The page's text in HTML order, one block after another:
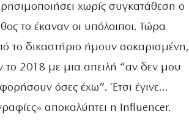
χωρίς συγκατάθεση ο
το έκαναν οι υπόλοιποι. Τώρα
το δικαστήριο ήμουν σοκαρισμένη,
το 2018 με μια απειλή “αν δεν μου
όσες έχω”. Έτσι έγινε…
αποκαλύπτει η Influencer.